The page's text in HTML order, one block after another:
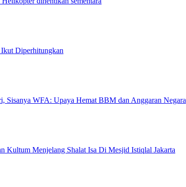
Diperhitungkan
Sisanya WFA: Upaya Hemat BBM dan Anggaran Negara
Kultum Menjelang Shalat Isa Di Mesjid Istiqlal Jakarta